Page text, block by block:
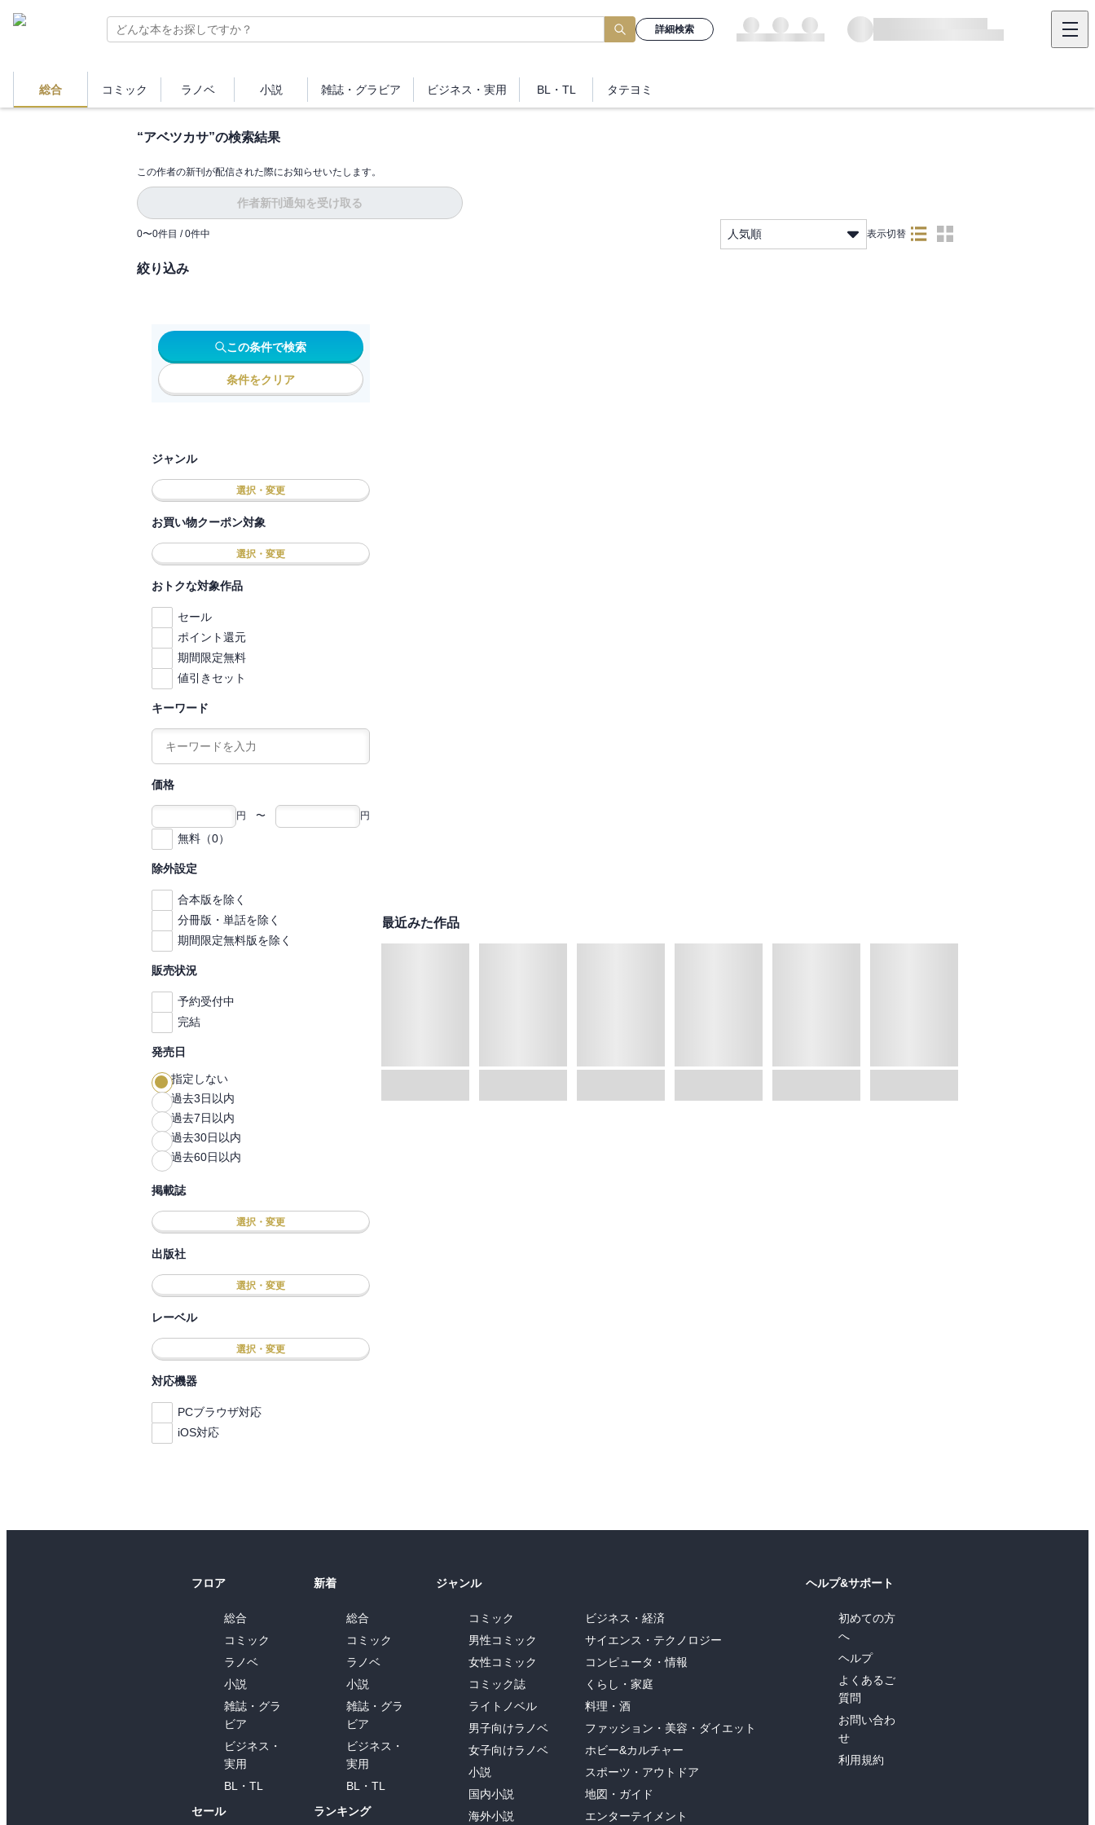
詳細検索
総合 コミック ラノベ 小説 雑誌・ グラビア ビジネス ・実用 BL・TL タテヨミ
“アベツカサ”の検索結果
この作者の新刊が配信された際にお知らせいたします。
作者新刊通知を受け取る
0〜0件目 / 0件中 人気順 表示切替
絞り込み
この条件で検索
条件をクリア
ジャンル
選択・変更
お買い物クーポン対象
選択・変更
おトクな対象作品
セール
ポイント還元
期間限定無料
値引きセット
キーワード
価格
円 〜 円
無料（0）
除外設定
合本版を除く
分冊版・単話を除く
期間限定無料版を除く
販売状況
予約受付中
完結
発売日
指定しない
過去3日以内
過去7日以内
過去30日以内
過去60日以内
掲載誌
選択・変更
出版社
選択・変更
レーベル
選択・変更
対応機器
PCブラウザ対応
iOS対応
最近みた作品
フロア
総合
コミック
ラノベ
小説
雑誌・グラ
ビア
ビジネス・
実用
BL・TL
セール
新着
総合
コミック
ラノベ
小説
雑誌・グラ
ビア
ビジネス・
実用
BL・TL
ランキング
ジャンル
コミック
男性コミック
女性コミック
コミック誌
ライトノベル
男子向けラノベ
女子向けラノベ
小説
国内小説
海外小説
ビジネス・経済
サイエンス・テクノロジー
コンピュータ・情報
くらし・家庭
料理・酒
ファッション・美容・ダイエット
ホビー&カルチャー
スポーツ・アウトドア
地図・ガイド
エンターテイメント
ヘルプ&サポート
初めての方
へ
ヘルプ
よくあるご
質問
お問い合わ
せ
利用規約